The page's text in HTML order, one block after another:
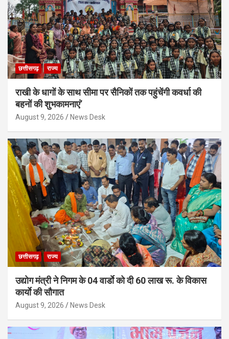
छत्तीसगढ़ राज्य
राखी के धागों के साथ सीमा पर सैनिकों तक पहुंचेंगी कवर्धा की
बहनों की शुभकामनाएं’
August 9, 2026 News Desk
छत्तीसगढ़ राज्य
उद्योग मंत्री ने निगम के 04 वार्डाे को दी 60 लाख रू. के विकास
कार्याे की सौगात
August 9, 2026 News Desk